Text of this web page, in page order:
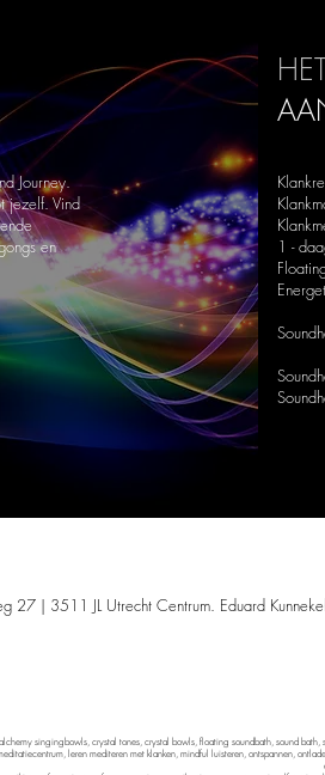
Journey.
jezelf. Vind
en
1 -
27 | 3511 JL Utrecht Centrum. Eduard
singingbowls, crystal tones, crystal bowls, floating soundbath, sound
leren mediteren met klanken, mindful luisteren, ontspannen,